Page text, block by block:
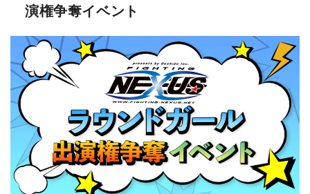
演権争奪イベント